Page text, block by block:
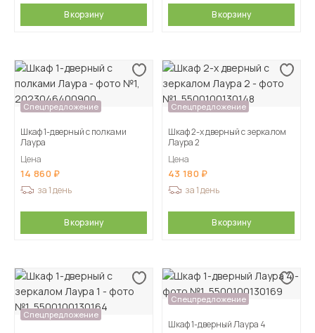
В корзину В корзину
Спецпредложение
Шкаф 1-дверный с полками
Лаура
Цена
14 860
за 1 день
В корзину
Спецпредложение
Шкаф 2-х дверный с зеркалом
Лаура 2
Цена
43 180
за 1 день
В корзину
Спецпредложение
Спецпредложение
Шкаф 1-дверный Лаура 4